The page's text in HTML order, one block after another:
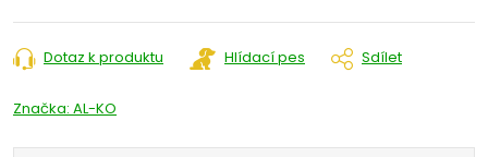
Dotaz k produktu Hlídací pes Sdílet
Značka: AL-KO